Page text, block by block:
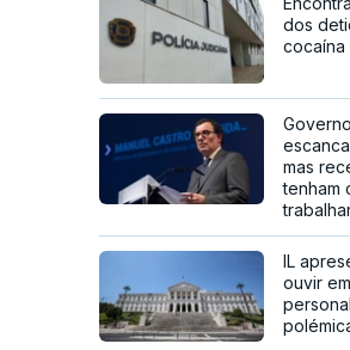
dos
cocaína
mas
tenham
IL
ouvir